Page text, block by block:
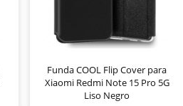
Funda COOL Flip Cover para
Xiaomi Redmi Note 15 Pro 5G
Liso Negro